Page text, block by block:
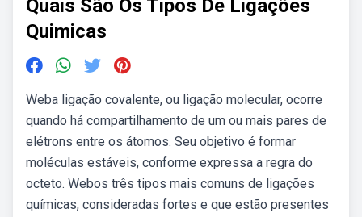
Quais São Os Tipos De Ligações
Quimicas
Weba ligação covalente, ou ligação molecular, ocorre
quando há compartilhamento de um ou mais pares de
elétrons entre os átomos. Seu objetivo é formar
moléculas estáveis, conforme expressa a regra do
octeto. Webos três tipos mais comuns de ligações
químicas, consideradas fortes e que estão presentes